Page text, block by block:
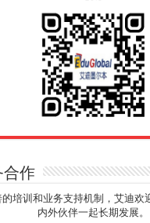
合作
培训和业务支持机制，艾迪欢
内外伙伴一起长期发展。